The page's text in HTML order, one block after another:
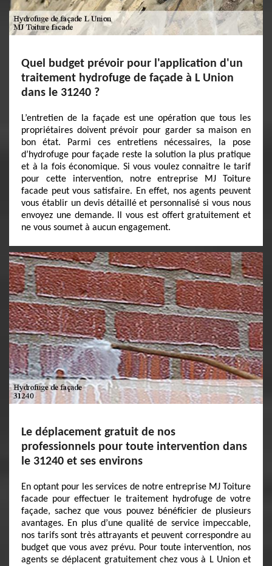
Quel budget prévoir pour l'application d'un
traitement hydrofuge de façade à L Union
dans le 31240 ?
L’entretien de la façade est une opération que tous les
propriétaires doivent prévoir pour garder sa maison en
bon état. Parmi ces entretiens nécessaires, la pose
d’hydrofuge pour façade reste la solution la plus pratique
et à la fois économique. Si vous voulez connaitre le tarif
pour cette intervention, notre entreprise MJ Toiture
facade peut vous satisfaire. En effet, nos agents peuvent
vous établir un devis détaillé et personnalisé si vous nous
envoyez une demande. Il vous est offert gratuitement et
ne vous soumet à aucun engagement.
Le déplacement gratuit de nos
professionnels pour toute intervention dans
le 31240 et ses environs
En optant pour les services de notre entreprise MJ Toiture
facade pour effectuer le traitement hydrofuge de votre
façade, sachez que vous pouvez bénéficier de plusieurs
avantages. En plus d’une qualité de service impeccable,
nos tarifs sont très attrayants et peuvent correspondre au
budget que vous avez prévu. Pour toute intervention, nos
agents se déplacent gratuitement chez vous à L Union et